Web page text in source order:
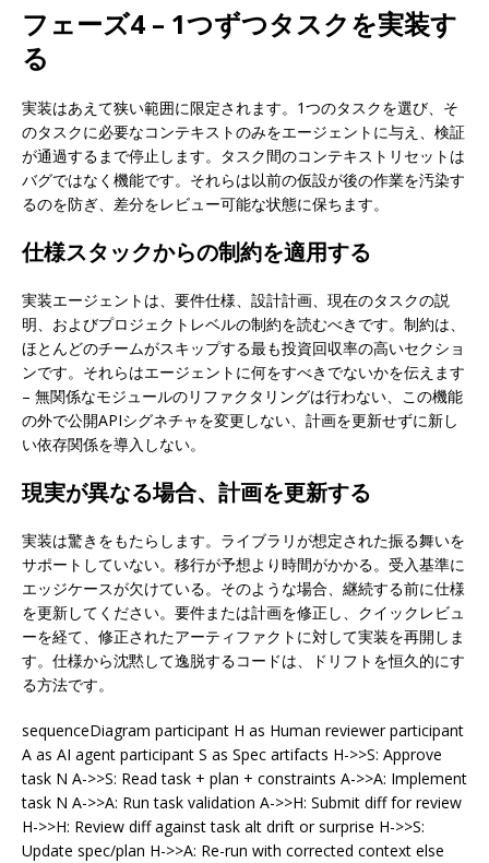
フェーズ4 – 1つずつタスクを実装す
る
実装はあえて狭い範囲に限定されます。1つのタスクを選び、そ
のタスクに必要なコンテキストのみをエージェントに与え、検証
が通過するまで停止します。タスク間のコンテキストリセットは
バグではなく機能です。それらは以前の仮設が後の作業を汚染す
るのを防ぎ、差分をレビュー可能な状態に保ちます。
仕様スタックからの制約を適用する
実装エージェントは、要件仕様、設計計画、現在のタスクの説
明、およびプロジェクトレベルの制約を読むべきです。制約は、
ほとんどのチームがスキップする最も投資回収率の高いセクショ
ンです。それらはエージェントに何をすべきでないかを伝えます
– 無関係なモジュールのリファクタリングは行わない、この機能
の外で公開APIシグネチャを変更しない、計画を更新せずに新し
い依存関係を導入しない。
現実が異なる場合、計画を更新する
実装は驚きをもたらします。ライブラリが想定された振る舞いを
サポートしていない。移行が予想より時間がかかる。受入基準に
エッジケースが欠けている。そのような場合、継続する前に仕様
を更新してください。要件または計画を修正し、クイックレビュ
ーを経て、修正されたアーティファクトに対して実装を再開しま
す。仕様から沈黙して逸脱するコードは、ドリフトを恒久的にす
る方法です。
sequenceDiagram participant H as Human reviewer participant
A as AI agent participant S as Spec artifacts H->>S: Approve
task N A->>S: Read task + plan + constraints A->>A: Implement
task N A->>A: Run task validation A->>H: Submit diff for review
H->>H: Review diff against task alt drift or surprise H->>S:
Update spec/plan H->>A: Re-run with corrected context else